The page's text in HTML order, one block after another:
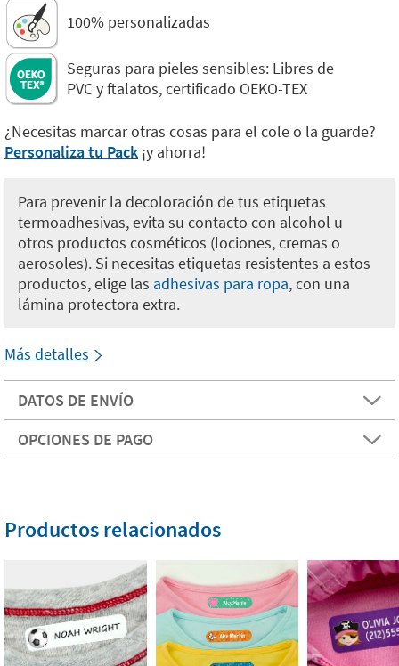
100% personalizadas
Seguras para pieles sensibles: Libres de
PVC y ftalatos, certificado OEKO-TEX
¿Necesitas marcar otras cosas para el cole o la guarde?
Personaliza tu Pack ¡y ahorra!
Para prevenir la decoloración de tus etiquetas
termoadhesivas, evita su contacto con alcohol u
otros productos cosméticos (lociones, cremas o
aerosoles). Si necesitas etiquetas resistentes a estos
productos, elige las adhesivas para ropa, con una
lámina protectora extra.
Más detalles
DATOS DE ENVÍO
OPCIONES DE PAGO
Productos relacionados